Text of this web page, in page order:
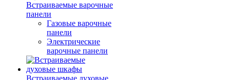
Встраиваемые варочные
панели
Газовые варочные
панели
Электрические
варочные панели
Встраиваемые духовые